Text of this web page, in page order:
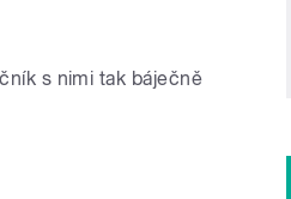
s nimi tak báječně